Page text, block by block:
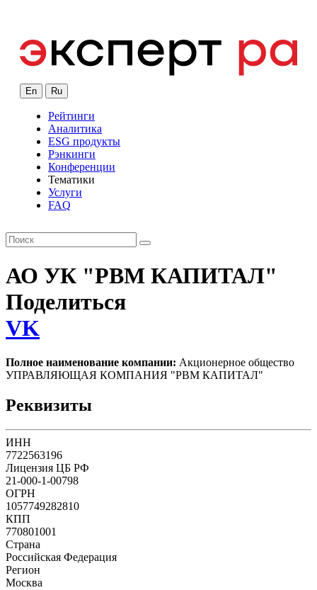
En Ru
Рейтинги
Аналитика
ESG продукты
Рэнкинги
Конференции
Тематики
Услуги
FAQ
АО УК "РВМ КАПИТАЛ"
Поделиться
VK
Полное наименование компании: Акционерное общество
УПРАВЛЯЮЩАЯ КОМПАНИЯ "РВМ КАПИТАЛ"
Реквизиты
ИНН
7722563196
Лицензия ЦБ РФ
21-000-1-00798
ОГРН
1057749282810
КПП
770801001
Страна
Российская Федерация
Регион
Москва